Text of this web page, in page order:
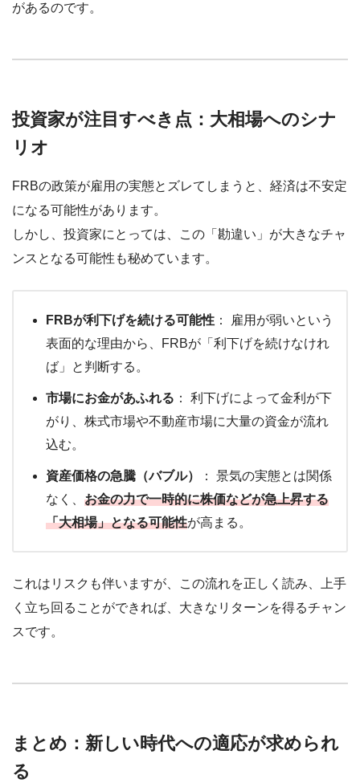
があるのです。
投資家が注目すべき点：大相場へのシナ
リオ
FRBの政策が雇用の実態とズレてしまうと、経済は不安定
になる可能性があります。
しかし、投資家にとっては、この「勘違い」が大きなチャ
ンスとなる可能性も秘めています。
FRBが利下げを続ける可能性 ： 雇用が弱いという
表面的な理由から、FRBが「利下げを続けなけれ
ば」と判断する。
市場にお金があふれる ： 利下げによって金利が下
がり、株式市場や不動産市場に大量の資金が流れ
込む。
資産価格の急騰（バブル）
： 景気の実態とは関係
なく、 お金の力で一時的に株価などが急上昇する
「大相場」となる可能性が高まる。
これはリスクも伴いますが、この流れを正しく読み、上手
く立ち回ることができれば、大きなリターンを得るチャン
スです。
まとめ：新しい時代への適応が求められ
る